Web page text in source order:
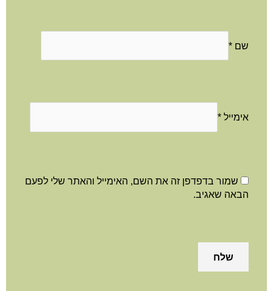
שם *
אימייל *
שמור בדפדפן זה את השם, האימייל והאתר שלי לפעם
הבאה שאגיב.